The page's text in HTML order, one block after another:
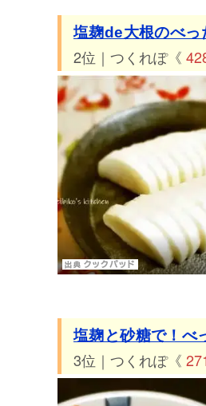
塩麹de大根のべっ
2位｜つくれぽ《
塩麹と砂糖で！べ
3位｜つくれぽ《